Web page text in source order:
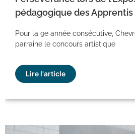
pédagogique des Apprentis
Pour la 9e année consécutive,
parraine le concours artistique
Lire l'article